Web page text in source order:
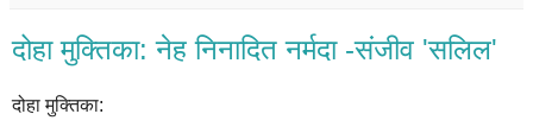
दोहा मुक्तिका: नेह निनादित नर्मदा -संजीव 'सलिल'
दोहा मुक्तिका: